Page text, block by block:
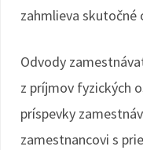
zahmlieva skutočné
Odvody
z príjmov fyzických
príspevky
zamestnancovi s